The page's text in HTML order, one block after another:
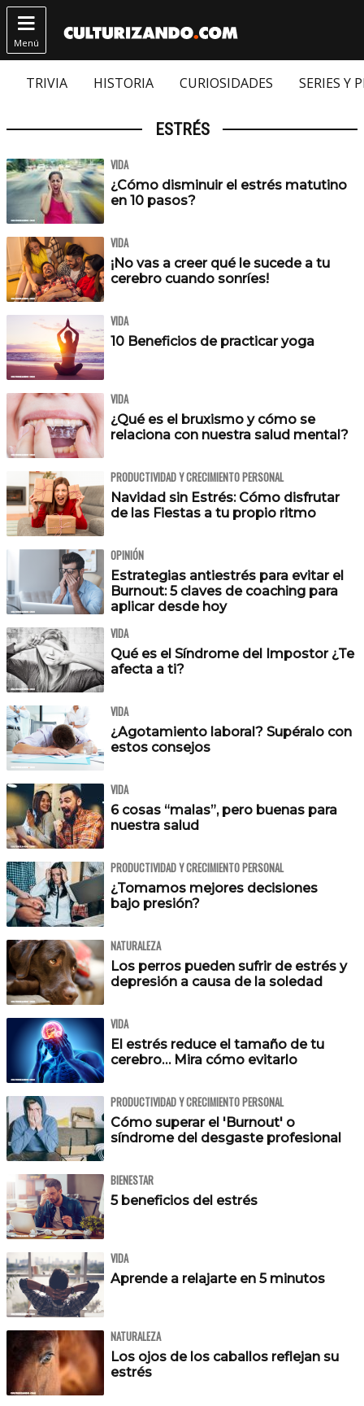

Menú
TRIVIA HISTORIA CURIOSIDADES SERIES Y
ESTRÉS
VIDA
¿Cómo disminuir el estrés matutino
en 10 pasos?
VIDA
¡No vas a creer qué le sucede a tu
cerebro cuando sonríes!
VIDA
10 Beneficios de practicar yoga
VIDA
¿Qué es el bruxismo y cómo se
relaciona con nuestra salud mental?
PRODUCTIVIDAD Y CRECIMIENTO PERSONAL
Navidad sin Estrés: Cómo disfrutar
de las Fiestas a tu propio ritmo
OPINIÓN
Estrategias antiestrés para evitar el
Burnout: 5 claves de coaching para
aplicar desde hoy
VIDA
Qué es el Síndrome del Impostor ¿Te
afecta a ti?
VIDA
¿Agotamiento laboral? Supéralo con
estos consejos
VIDA
6 cosas “malas”, pero buenas para
nuestra salud
PRODUCTIVIDAD Y CRECIMIENTO PERSONAL
¿Tomamos mejores decisiones
bajo presión?
NATURALEZA
Los perros pueden sufrir de estrés y
depresión a causa de la soledad
VIDA
El estrés reduce el tamaño de tu
cerebro… Mira cómo evitarlo
PRODUCTIVIDAD Y CRECIMIENTO PERSONAL
Cómo superar el 'Burnout' o
síndrome del desgaste profesional
BIENESTAR
5 beneficios del estrés
VIDA
Aprende a relajarte en 5 minutos
NATURALEZA
Los ojos de los caballos reflejan su
estrés